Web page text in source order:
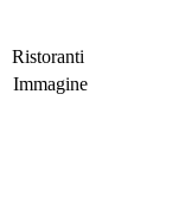
Ristoranti
Immagine